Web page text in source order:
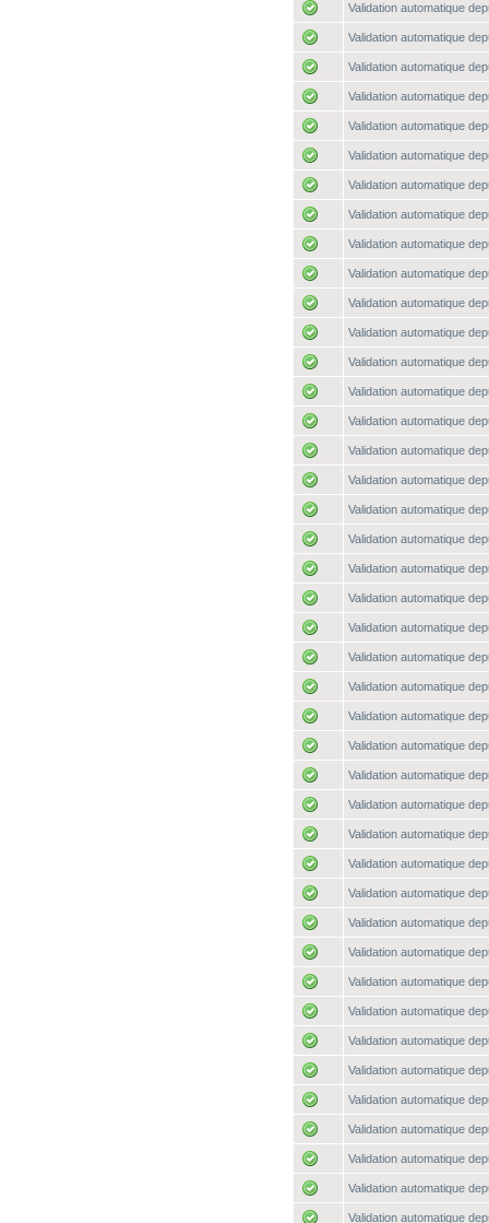
Validation automatique
Validation automatique
Validation automatique
Validation automatique
Validation automatique
Validation automatique
Validation automatique
Validation automatique
Validation automatique
Validation automatique
Validation automatique
Validation automatique
Validation automatique
Validation automatique
Validation automatique
Validation automatique
Validation automatique
Validation automatique
Validation automatique
Validation automatique
Validation automatique
Validation automatique
Validation automatique
Validation automatique
Validation automatique
Validation automatique
Validation automatique
Validation automatique
Validation automatique
Validation automatique
Validation automatique
Validation automatique
Validation automatique
Validation automatique
Validation automatique
Validation automatique
Validation automatique
Validation automatique
Validation automatique
Validation automatique
Validation automatique
Validation automatique